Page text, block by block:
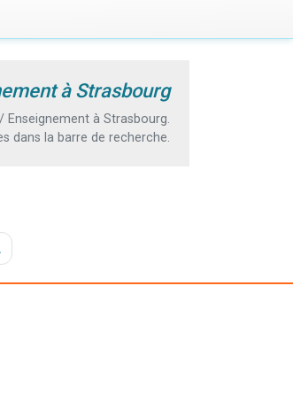
à Strasbourg
à Strasbourg.
dans la barre de recherche.